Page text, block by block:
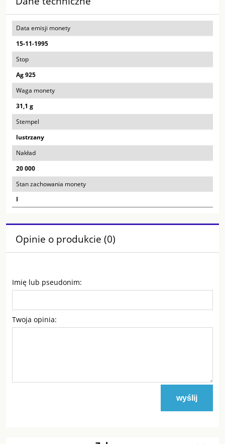
Data emisji monety
15-11-1995
Stop
Ag 925
Waga monety
31,1 g
Stempel
lustrzany
Nakład
20 000
Stan zachowania monety
I
Opinie o produkcie (0)
Imię lub pseudonim:
Twoja opinia:
wyślij